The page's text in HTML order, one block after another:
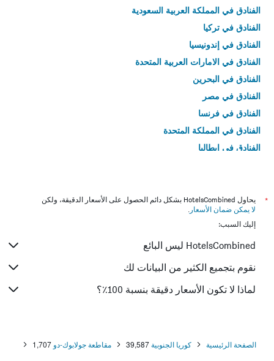
الفنادق في المملكة العربية السعودية
الفنادق في تركيا
الفنادق في إندونيسيا
الفنادق في الامارات العربية المتحدة
الفنادق في البحرين
الفنادق في مصر
الفنادق في فرنسا
الفنادق في المملكة المتحدة
الفنادق في إيطاليا
*
يحاول HotelsCombined بشكل دائم الحصول على الأسعار الدقيقة، ولكن
لا يمكن ضمان الأسعار .
إليك السبب:
HotelsCombined ليس البائع
نقوم بتجميع الكثير من البيانات لك
لماذا لا تكون الأسعار دقيقة بنسبة 100٪؟
الصفحة الرئيسية كوريا الجنوبية39,587 مقاطعة جولابوك-دو 1,707